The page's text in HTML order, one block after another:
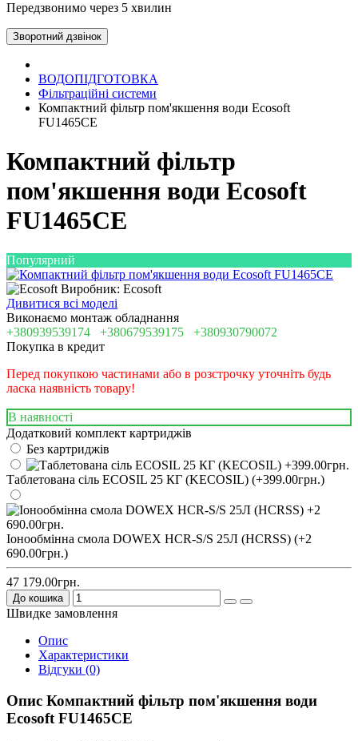
Передзвонимо через 5 хвилин
Зворотний дзвінок
ВОДОПІДГОТОВКА
Фільтраційні системи
Компактний фільтр пом'якшення води Ecosoft
FU1465CE
Компактний фільтр
пом'якшення води Ecosoft
FU1465CE
Популярний
Виробник: Ecosoft
Дивитися всі моделі
Виконаємо монтаж обладнання
+380939539174 +380679539175 +380930790072
Покупка в кредит
Перед покупкою частинами або в розстрочку уточніть будь
ласка наявність товару!
В наявності
Додатковий комплект картриджів
Без картриджів
Таблетована сіль ECOSIL 25 КГ (KECOSIL) (+399.00грн.)
Іонообмінна смола DOWEX HCR-S/S 25Л (HCRSS) (+2
690.00грн.)
47 179.00грн.
До кошика
Швидке замовлення
Опис
Характеристики
Відгуки (0)
Опис Компактний фільтр пом'якшення води
Ecosoft FU1465CE